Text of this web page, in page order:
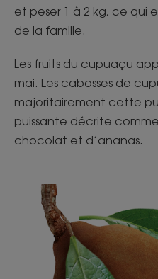
et peser 1 à 2 kg, ce qui
de la famille.​
​Les fruits du cupuaçu
mai. Les cabosses de
majoritairement cette
puissante décrite
chocolat et d’ananas.​